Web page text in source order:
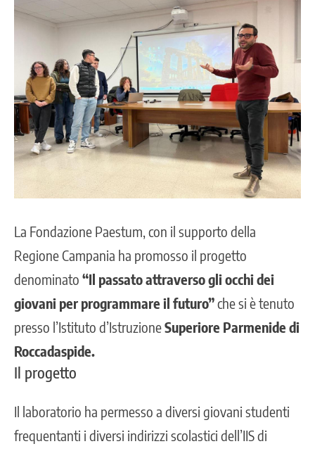
La Fondazione Paestum, con il supporto della
Regione Campania ha promosso il progetto
denominato “Il passato attraverso gli occhi dei
giovani per programmare il futuro”che si è tenuto
presso l’Istituto d’IstruzioneSuperiore Parmenide di
Roccadaspide.
Il progetto
Il laboratorio ha permesso a diversi giovani studenti
frequentanti i diversi indirizzi scolastici dell’IISdi